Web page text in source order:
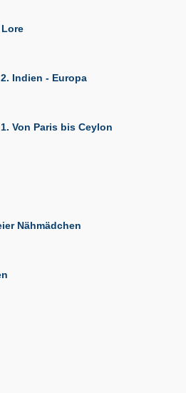
Indien - Europa
Von Paris bis Ceylon
Nähmädchen